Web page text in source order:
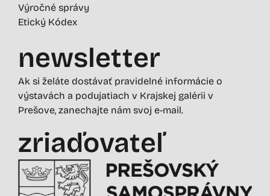
Výročné správy
Etický Kódex
newsletter
Ak si želáte dostávať pravidelné informácie o
výstavách a podujatiach v Krajskej galérii v
Prešove, zanechajte nám svoj e-mail.
zriaďovateľ